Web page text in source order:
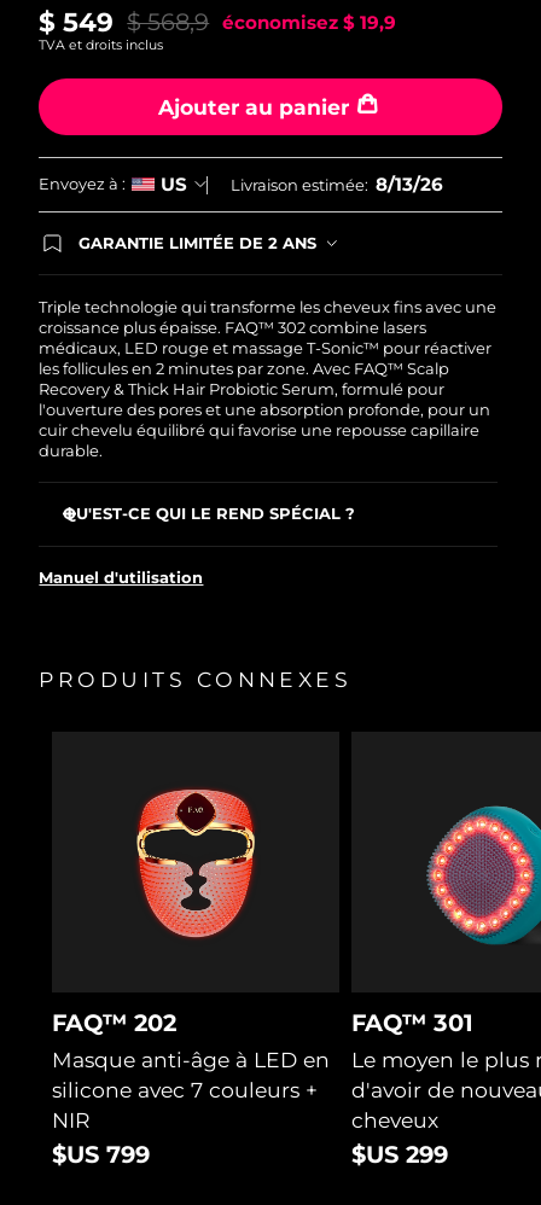
$ 549 $ 568,9 économisez $ 19,9
TVA et droits inclus
Ajouter au panier
Envoyez à : US Livraison estimée: 8/13/26
GARANTIE LIMITÉE DE 2 ANS
FOREO. Cela signifie que si vous rencontrez des
problèmes avec votre appareil pendant les 2 ans
de garantie limitée, FOREO vous remplace ce
dernier gratuitement.
Triple technologie qui transforme les cheveux fins avec une
croissance plus épaisse. FAQ™ 302 combine lasers
médicaux, LED rouge et massage T-Sonic™ pour réactiver
les follicules en 2 minutes par zone. Avec FAQ™ Scalp
Recovery & Thick Hair Probiotic Serum, formulé pour
l'ouverture des pores et une absorption profonde, pour un
cuir chevelu équilibré qui favorise une repousse capillaire
durable.
QU'EST-CE QUI LE REND SPÉCIAL ?
follicules dormants avec plus de 80 % de succès.
un accès direct laser et LED aux follicules.
oxygène et nutriments pour une repousse saine.
La Cica améliore la microcirculation pour un meilleur
apport nutritif et apaise le cuir chevelu.
Manuel d'utilisation
PRODUITS CONNEXES
FAQ™ 202
Masque anti-âge à LED en
silicone avec 7 couleurs +
NIR
$US 799
FAQ™ 301
Le moyen le plus
d'avoir de
cheveux
$US 299
Turquie
Émirats arabes unis Livraison estimée 8/13/26
Royaume-Uni Livraison estimée8/12/26
États-Unis Livraison estimée8/13/26
Ouzbékistan Livraison estimée8/17/26
Viêt Nam Livraison estimée